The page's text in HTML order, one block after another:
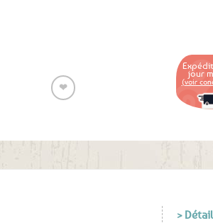
❤
Ajouter
jour
(voir
>